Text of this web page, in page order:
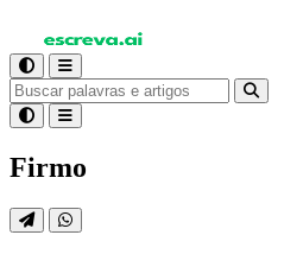
Firmo